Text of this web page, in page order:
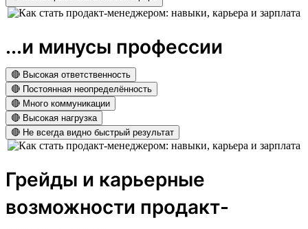
...и минусы профессии
🔴 Высокая ответственность
🔴 Постоянная неопределённость
🔴 Много коммуникации
🔴 Высокая нагрузка
🔴 Не всегда видно быстрый результат
Грейды и карьерные
возможности продакт-